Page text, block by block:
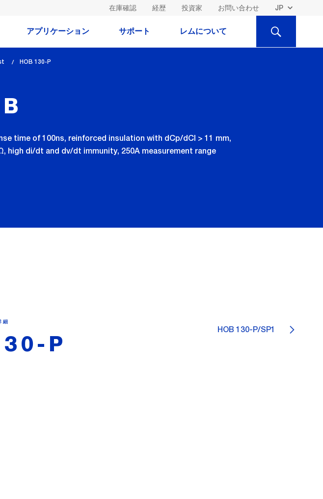
在庫確認 経歴 投資家 お問い合わせ
アプリケーション サポート レムについて
検
lem_current_page
HOB 130-P
time of 100ns, reinforced insulation with dCp/dCl > 11 mm,
high di/dt and dv/dt immunity, 250A measurement range
HOB 130-P/SP1
細
P